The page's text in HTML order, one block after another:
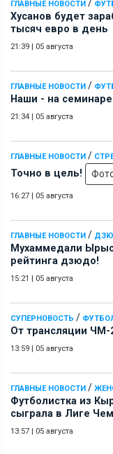
ГЛАВНЫЕ НОВОСТИ /
Хусанов будет
тысяч евро в день
21:39 | 05 августа
ГЛАВНЫЕ НОВОСТИ /
Наши - на семинаре
21:34 | 05 августа
ГЛАВНЫЕ НОВОСТИ /
Точно в цель!
16:27 | 05 августа
ГЛАВНЫЕ НОВОСТИ /
Мухаммедали
рейтинга дзюдо!
15:21 | 05 августа
СУПЕРНОВОСТЬ /
От трансляции ЧМ-
13:59 | 05 августа
ГЛАВНЫЕ НОВОСТИ /
Футболистка из
сыграла в Лиге
13:57 | 05 августа